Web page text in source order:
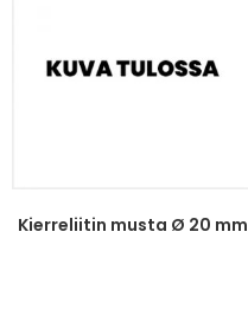
Kierreliitin musta Ø 20 mm